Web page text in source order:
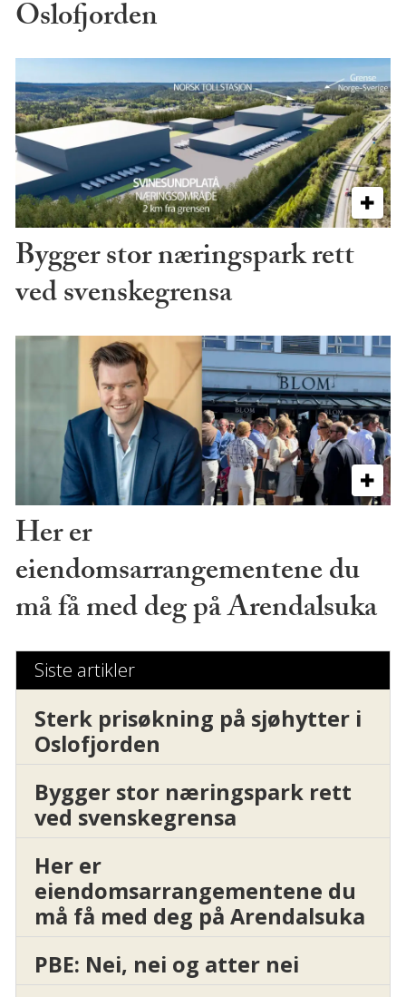
Oslofjorden
Bygger stor næringspark rett
ved svenskegrensa
Her er
eiendomsarrangementene du
må få med deg på Arendalsuka
Siste artikler
Sterk prisøkning på sjøhytter i
Oslofjorden
Bygger stor næringspark rett
ved svenskegrensa
Her er
eiendomsarrangementene du
må få med deg på Arendalsuka
PBE: Nei, nei og atter nei